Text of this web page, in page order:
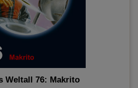
Weltall 76: Makrito